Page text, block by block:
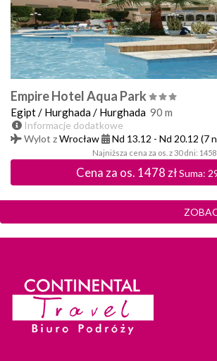
Empire Hotel Aqua Park
Egipt/ Hurghada/ Hurghada 90 m
Informacje dodatkowe
Wylot zWrocław Nd 13.12 - Nd 20.12 (7
Cena za os. 1478zł Suma:
Najniższa cena za os. z 30 dni: 1458